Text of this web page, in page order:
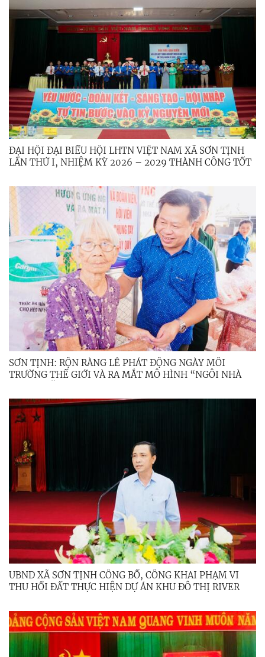
ĐẠI HỘI ĐẠI BIỂU HỘI LHTN VIỆT NAM XÃ SƠN TỊNH
LẦN THỨ I, NHIỆM KỲ 2026 – 2029 THÀNH CÔNG TỐT
SƠN TỊNH: RỘN RÀNG LỄ PHÁT ĐỘNG NGÀY MÔI
TRƯỜNG THẾ GIỚI VÀ RA MẮT MÔ HÌNH “NGÔI NHÀ
UBND XÃ SƠN TỊNH CÔNG BỐ, CÔNG KHAI PHẠM VI
THU HỒI ĐẤT THỰC HIỆN DỰ ÁN KHU ĐÔ THỊ RIVER